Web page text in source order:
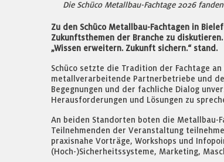
Die Schüco Metallbau-Fachtage 2026
Zu den Schüco Metallbau-Fachtagen in
Zukunftsthemen der Branche zu
„Wissen erweitern. Zukunft sichern.“ stand.
Schüco setzte die Tradition der Fachtage
metallverarbeitende Partnerbetriebe und
Begegnungen und der fachliche Dialog
Herausforderungen und Lösungen zu
An beiden Standorten boten die Metallbau-
Teilnehmenden der Veranstaltung
praxisnahe Vorträge, Workshops und
(Hoch-)Sicherheitssysteme, Marketing,